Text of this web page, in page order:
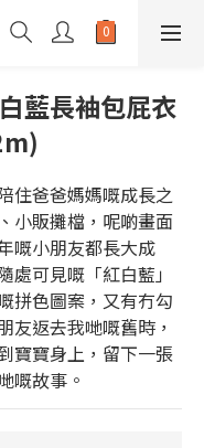
藍長袖包屁衣
住爸爸媽媽嘅成長之
小販攤檔，呢啲畫面
嘅小朋友都長大成
處可見嘅「紅白藍」
拼色圖案，又有冇勾
友返去我哋嘅舊時，
寶寶身上，留下一張
嘅故事。